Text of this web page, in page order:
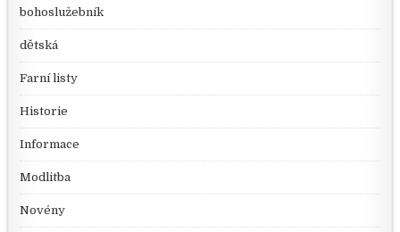
bohoslužebník
dětská
Farní listy
Historie
Informace
Modlitba
Novény